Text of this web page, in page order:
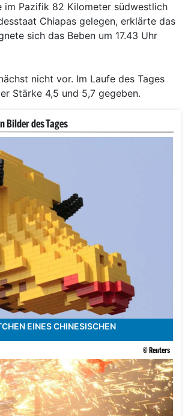
im Pazifik 82 Kilometer südwestlich
Chiapas gelegen, erklärte das
sich das Beben um 17.43 Uhr
nicht vor. Im Laufe des Tages
Stärke 4,5 und 5,7 gegeben.
Bilder des Tages
EINES CHINESISCHEN
© Reuters